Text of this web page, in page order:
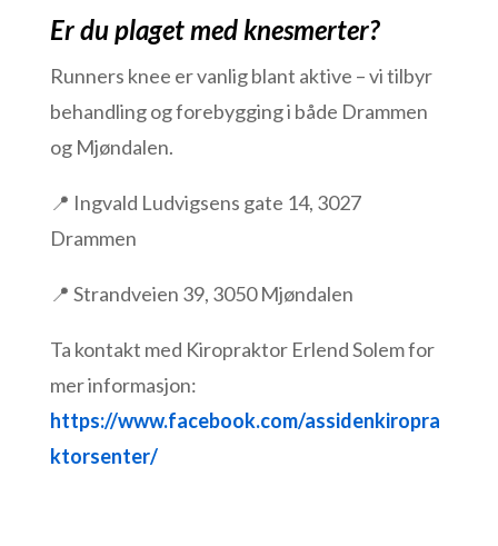
Er du plaget med knesmerter?
Runners knee er vanlig blant aktive – vi tilbyr
behandling og forebygging i både Drammen
og Mjøndalen.
📍 Ingvald Ludvigsens gate 14, 3027
Drammen
📍 Strandveien 39, 3050 Mjøndalen
Ta kontakt med Kiropraktor Erlend Solem for
mer informasjon:
https://www.facebook.com/assidenkiropra
ktorsenter/